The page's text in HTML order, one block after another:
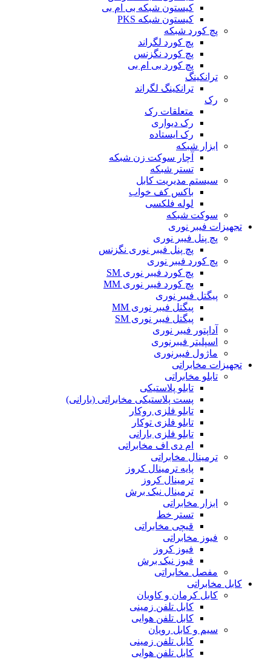
کیستون شبکه بی ام بی
کیستون شبکه PKS
پچ کورد شبکه
پچ کورد لگراند
پچ کورد نگزنس
پچ کورد بی ام بی
ترانکینگ
ترانکینگ لگراند
رک
متعلقات رک
رک دیواری
رک ایستاده
ابزار شبکه
آچار سوکت زن شبکه
تستر شبکه
سیستم مدیریت کابل
باکس کف خواب
لوله فلکسی
سوکت شبکه
تجهیزات فیبر نوری
پچ پنل فیبر نوری
پچ پنل فیبر نوری نگزنس
پچ کورد فیبر نوری
پچ کورد فیبر نوری SM
پچ کورد فیبر نوری MM
پیگتل فیبر نوری
پیگتل فیبر نوری MM
پیگتل فیبر نوری SM
آداپتور فیبر نوری
اسپلیتر فیبرنوری
ماژول فیبرنوری
تجهیزات مخابراتی
تابلو مخابراتی
تابلو پلاستیکی
پست پلاستیکی مخابراتی (بارانی)
تابلو فلزی روکار
تابلو فلزی توکار
تابلو فلزی بارانی
ام دی اف مخابراتی
ترمینال مخابراتی
پایه ترمینال کروز
ترمینال کروز
ترمینال نیک برش
ابزار مخابراتی
تستر خط
قیچی مخابراتی
فیوز مخابراتی
فیوز کروز
فیوز نیک برش
مفصل مخابراتی
کابل مخابراتی
کابل کرمان و کاویان
کابل تلفن زمینی
کابل تلفن هوایی
سیم و کابل رویان
کابل تلفن زمینی
کابل تلفن هوایی